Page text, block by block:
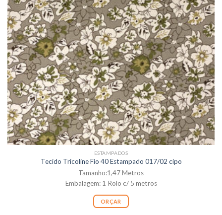
ESTAMPADOS
Tecido Tricoline Fio 40 Estampado 017/02 cipo
Tamanho:1,47 Metros
Embalagem: 1 Rolo c/ 5 metros
ORÇAR